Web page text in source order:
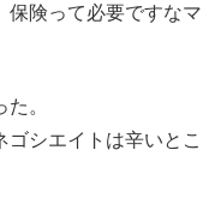
保険って必要ですなマ
。
シエイトは辛いとこ